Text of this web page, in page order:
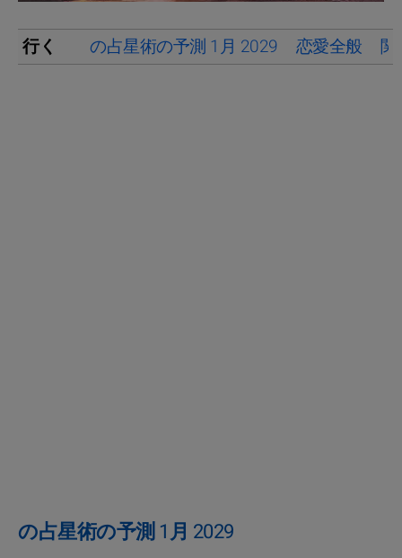
行く の占星術の予測 1月 2029 恋愛全般 関
の占星術の予測 1月 2029